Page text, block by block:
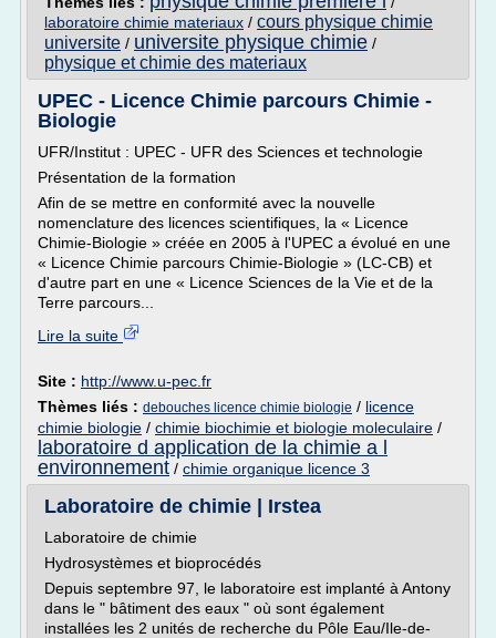
laboratoire chimie materiaux / cours physique chimie
universite / universite physique chimie /
physique et chimie des materiaux
UPEC - Licence Chimie parcours Chimie -
Biologie
UFR/Institut : UPEC - UFR des Sciences et technologie
Présentation de la formation
Afin de se mettre en conformité avec la nouvelle
nomenclature des licences scientifiques, la « Licence
Chimie-Biologie » créée en 2005 à l'UPEC a évolué en une
« Licence Chimie parcours Chimie-Biologie » (LC-CB) et
d'autre part en une « Licence Sciences de la Vie et de la
Terre parcours...
Lire la suite
Site : http://www.u-pec.fr
Thèmes liés : debouches licence chimie biologie / licence
chimie biologie / chimie biochimie et biologie moleculaire /
laboratoire d application de la chimie a l
environnement / chimie organique licence 3
Laboratoire de chimie | Irstea
Laboratoire de chimie
Hydrosystèmes et bioprocédés
Depuis septembre 97, le laboratoire est implanté à Antony
dans le " bâtiment des eaux " où sont également
installées les 2 unités de recherche du Pôle Eau/Ile-de-